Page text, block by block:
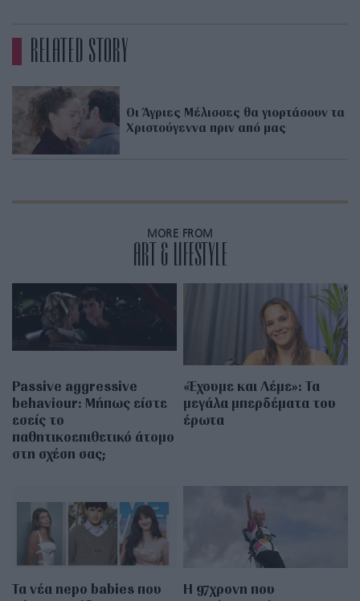
RELATED STORY
Οι Άγριες Μέλισσες θα γιορτάσουν τα
Χριστούγεννα πριν από μας
MORE FROM
ART & LIFESTYLE
Passive aggressive
behaviour: Μήπως είστε
εσείς το
παθητικοεπιθετικό άτομο
στη σχέση σας;
«Έχουμε και Λέμε»: Τα
μεγάλα μπερδέματα του
έρωτα
Τα νέα nepo babies που
Η 97χρονη που